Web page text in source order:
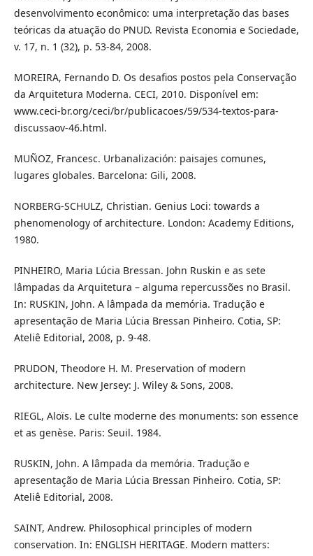
desenvolvimento econômico: uma interpretação das bases
teóricas da atuação do PNUD. Revista Economia e Sociedade,
v. 17, n. 1 (32), p. 53-84, 2008.
MOREIRA, Fernando D. Os desafios postos pela Conservação
da Arquitetura Moderna. CECI, 2010. Disponível em:
www.ceci-br.org/ceci/br/publicacoes/59/534-textos-para-
discussaov-46.html.
MUÑOZ, Francesc. Urbanalización: paisajes comunes,
lugares globales. Barcelona: Gili, 2008.
NORBERG-SCHULZ, Christian. Genius Loci: towards a
phenomenology of architecture. London: Academy Editions,
1980.
PINHEIRO, Maria Lúcia Bressan. John Ruskin e as sete
lâmpadas da Arquitetura – alguma repercussões no Brasil.
In: RUSKIN, John. A lâmpada da memória. Tradução e
apresentação de Maria Lúcia Bressan Pinheiro. Cotia, SP:
Ateliê Editorial, 2008, p. 9-48.
PRUDON, Theodore H. M. Preservation of modern
architecture. New Jersey: J. Wiley & Sons, 2008.
RIEGL, Aloïs. Le culte moderne des monuments: son essence
et as genèse. Paris: Seuil. 1984.
RUSKIN, John. A lâmpada da memória. Tradução e
apresentação de Maria Lúcia Bressan Pinheiro. Cotia, SP:
Ateliê Editorial, 2008.
SAINT, Andrew. Philosophical principles of modern
conservation. In: ENGLISH HERITAGE. Modern matters: